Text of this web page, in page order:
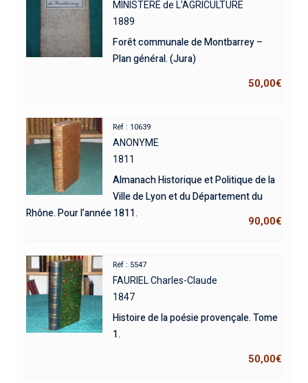
MINISTERE de L'AGRICULTURE
1889
Forêt communale de Montbarrey –
Plan général. (Jura)
50,00€
Réf : 10639
ANONYME
1811
Almanach Historique et Politique de la
Ville de Lyon et du Département du
Rhône. Pour l’année 1811.
90,00€
Réf : 5547
FAURIEL Charles-Claude
1847
Histoire de la poésie provençale. Tome
1.
50,00€